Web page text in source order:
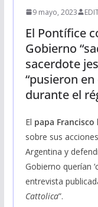
9 mayo, 2023
El Pontífice
Gobierno
sacerdote
“pusieron
durante el
El papa Francisco
sobre sus
Argentina y
Gobierno querían
entrevista
Cattolica”.